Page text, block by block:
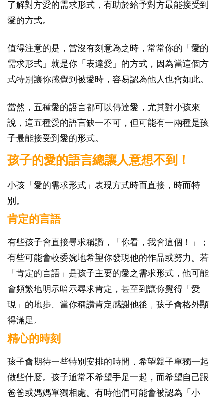
了解對方愛的需求形式，有助於給予對方最能接受到
愛的方式。
值得注意的是，當沒有刻意為之時，常常你的「愛的
需求形式」就是你「表達愛」的方式，因為當這個方
式特別讓你感覺到被愛時，容易認為他人也會如此。
當然，五種愛的語言都可以傳達愛，尤其對小孩來
說，這五種愛的語言缺一不可，但可能有一兩種是孩
子最能接受到愛的形式。
孩子的愛的語言總讓人意想不到！
小孩「愛的需求形式」表現方式時而直接，時而特
別。
肯定的言語
有些孩子會直接尋求稱讚，「你看，我會這個！」；
有些可能會較委婉地希望你發現他的作品或努力。若
「肯定的言語」是孩子主要的愛之需求形式，他可能
會頻繁地明示暗示尋求肯定，甚至到讓你覺得「愛
現」的地步。當你稱讚肯定感謝他後，孩子會格外顯
得滿足。
精心的時刻
孩子會期待一些特別安排的時間，希望親子單獨一起
做些什麼。孩子通常不希望手足一起，而希望自己跟
爸爸或媽媽單獨相處。有時他們可能會被認為「小